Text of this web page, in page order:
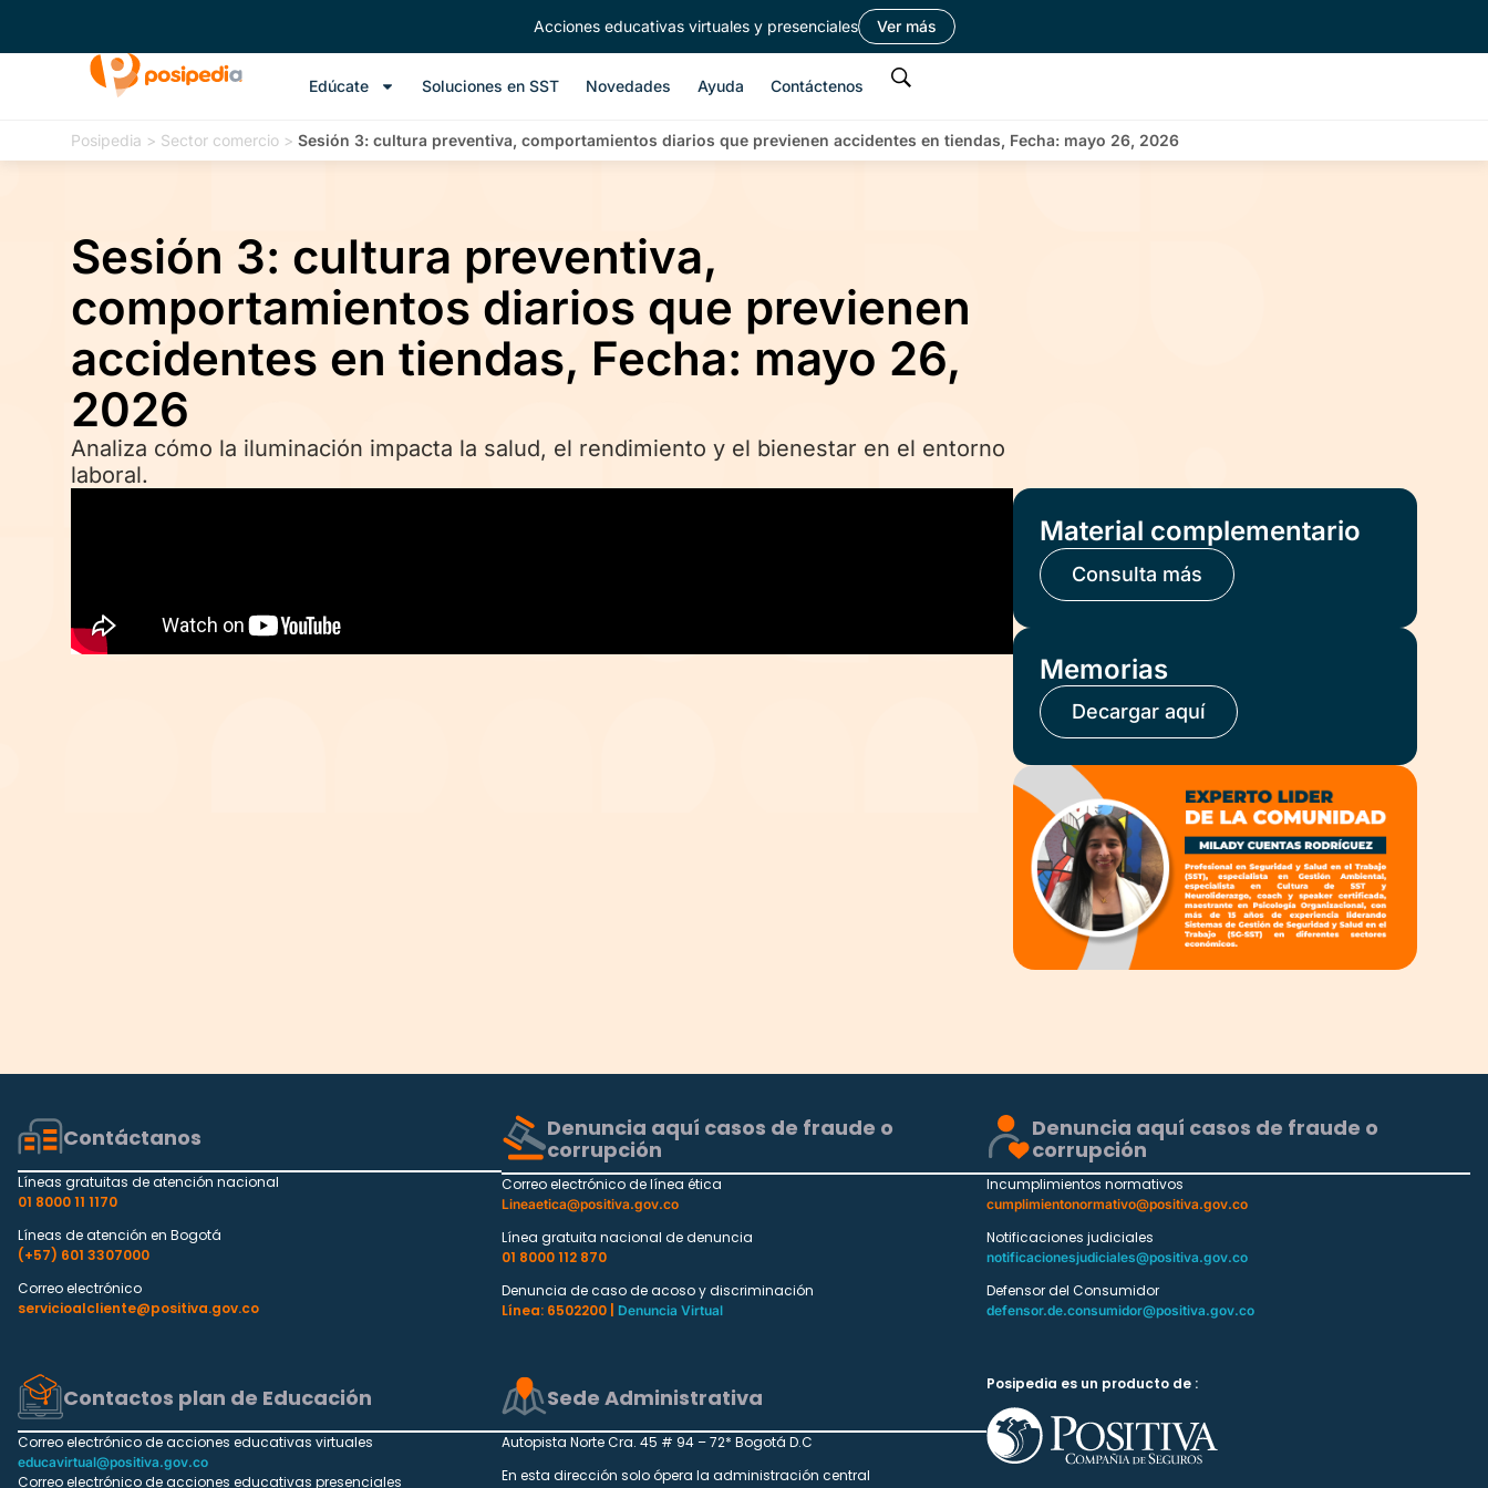
Acciones educativas virtuales y presenciales Ver más
Edúcate Soluciones en SST Novedades Ayuda Contáctenos
Posipedia > Sector comercio > Sesión 3: cultura preventiva, comportamientos diarios que previenen accidentes en tiendas, Fecha: mayo 26, 2026
Sesión 3: cultura preventiva,
comportamientos diarios que previenen
accidentes en tiendas, Fecha: mayo 26,
2026
Analiza cómo la iluminación impacta la salud, el rendimiento y el bienestar en el entorno
laboral.
Material complementario
Consulta más
Memorias
Decargar aquí
Contáctanos
Líneas gratuitas de atención nacional
01 8000 11 1170
Líneas de atención en Bogotá
(+57) 601 3307000
Correo electrónico
servicioalcliente@positiva.gov.co
Denuncia aquí casos de fraude o
corrupción
Correo electrónico de línea ética
Lineaetica@positiva.gov.co
Línea gratuita nacional de denuncia
01 8000 112 870
Denuncia de caso de acoso y discriminación
Línea: 6502200 |
Denuncia Virtual
Denuncia aquí casos de fraude o
corrupción
Incumplimientos normativos
cumplimientonormativo@positiva.gov.co
Notificaciones judiciales
notificacionesjudiciales@positiva.gov.co
Defensor del Consumidor
defensor.de.consumidor@positiva.gov.co
Contactos plan de Educación
Correo electrónico de acciones educativas virtuales
educavirtual@positiva.gov.co
Correo electrónico de acciones educativas presenciales
Sede Administrativa
Autopista Norte Cra. 45 # 94 – 72* Bogotá D.C
En esta dirección solo ópera la administración central
Posipedia es un producto de :